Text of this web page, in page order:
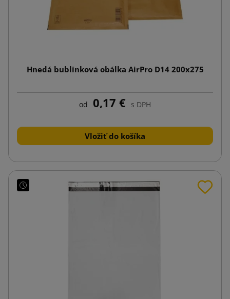
Hnedá bublinková obálka AirPro D14 200x275
od 0,17 € s DPH
Vložiť do košíka